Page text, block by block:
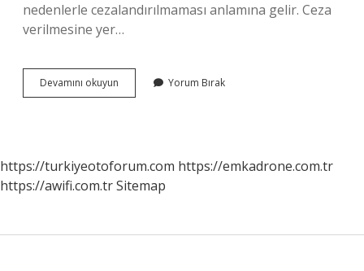
nedenlerle cezalandırılmaması anlamına gelir. Ceza
verilmesine yer…
Devamını okuyun Hangisinde
Ceza
Verilemez
Yorum Bırak
https://turkiyeotoforum.com https://emkadrone.com.tr
https://awifi.com.trSitemap